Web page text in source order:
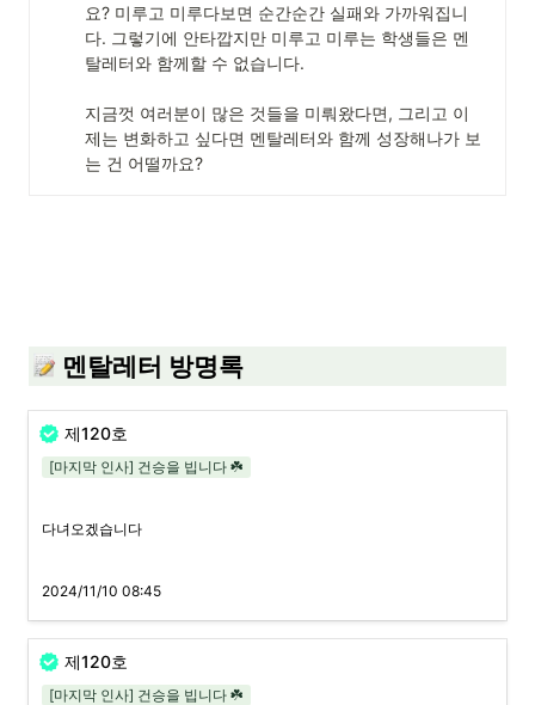
요? 미루고 미루다보면 순간순간 실패와 가까워집니
다. 그렇기에 안타깝지만 미루고 미루는 학생들은 멘
탈레터와 함께할 수 없습니다.
지금껏 여러분이 많은 것들을 미뤄왔다면, 그리고 이
제는 변화하고 싶다면 멘탈레터와 함께 성장해나가 보
는 건 어떨까요?
멘탈레터 방명록
제120호
[마지막 인사] 건승을 빕니다 ☘️
다녀오겠습니다
2024/11/10 08:45
제120호
[마지막 인사] 건승을 빕니다 ☘️